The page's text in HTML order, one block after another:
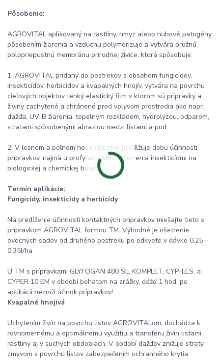
Pôsobenie:
AGROVITAL aplikovaný na rastliny, hmyz alebo hubové patogény
pôsobením žiarenia a vzduchu polymerizuje a vytvára pružnú,
polopriepustnú membránu prírodnej živice, ktorá spôsobuje:
1. AGROVITAL pridaný do postrekov s obsahom fungicídov,
insekticídov, herbicídov a kvapalných hnojív, vytvára na povrchu
cieľových objektov tenký elastický film v ktorom sú prípravky a
živiny zachytené a chránené pred vplyvom prostredia ako napr.
dažďa, UV-B žiarenia, tepelným rozkladom, hydrolýzou, odparom,
stratami spôsobenými abraziou medzi listami a pod.
2. V lesnom a poľnom hospodárstve predlžuje dobu účinnosti
prípravkov, najmä u profylaktického ošetrenia insekticídmi na
biologickej a chemickej báze.
Termín aplikácie:
Fungicídy, insekticídy a herbicídy
Na predĺženie účinnosti kontaktných prípravkov miešajte tieto s
prípravkom AGROVITAL formou TM. Výhodné je ošetrenie
ovocných sadov od druhého postreku po odkvete v dávke 0,25 –
0,35l/ha.
U TM s prípravkami GLYFOGAN 480 SL, KOMPLET, CYP-LES, a
CYPER 10 EM v období bohatom na zrážky, dážď 1 hod. po
aplikácii nezníži účinok prípravkov!
Kvapalné hnojivá
Uchytením živín na povrchu listov AGROVITALom, dochádza k
rovnomernému a optimálnemu využitiu a transferu živín listami
rastliny aj v suchých obdobiach. V období dažďov znižuje straty
zmyvom s povrchu listov zabezpečením ochranného krytia.